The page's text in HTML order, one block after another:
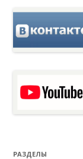
РАЗДЕЛЫ